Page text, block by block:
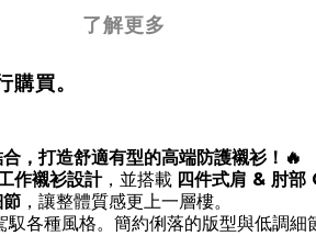
了解更多
買。
，打造舒適有型的高端防護襯衫！🔥
作襯衫設計，並搭載 四件式肩 & 肘部
，讓整體質感更上一層樓。
馭各種風格。簡約俐落的版型與低調